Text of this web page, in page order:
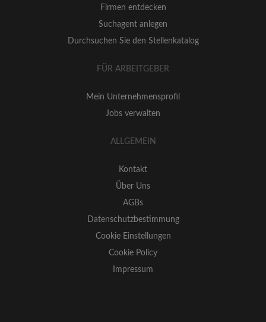
Firmen entdecken
Suchagent anlegen
Durchsuchen Sie den Stellenkatalog
FÜR ARBEITGEBER
Mein Unternehmensprofil
Jobs verwalten
ALLGEMEIN
Kontakt
Über Uns
AGBs
Datenschutzbestimmung
Cookie Einstellungen
Cookie Policy
Impressum